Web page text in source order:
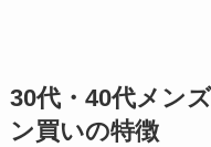
30代・40代メン
ン買いの特徴